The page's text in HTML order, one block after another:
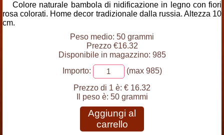
Colore naturale bambola di nidificazione in legno con fiori
rosa colorati. Home decor tradizionale dalla russia. Altezza 10
cm.
Peso medio: 50 grammi
Prezzo €16.32
Disponibile in magazzino: 985
Importo:
(max 985)
Prezzo di 1 è: € 16.32
Il peso è: 50 grammi
Aggiungi al
carrello